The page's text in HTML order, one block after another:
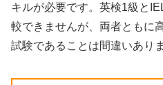
キルが必要です。英検1級と
較できませんが、両者ともに
試験であることは間違いあり